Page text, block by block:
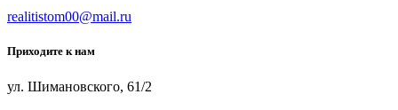
realitistom00@mail.ru
Приходите к нам
ул. Шимановского, 61/2